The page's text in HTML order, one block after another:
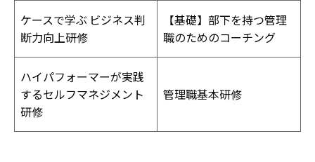
ケースで学ぶ ビジネス判
断力向上研修
【基礎】部下を持つ管理
職のためのコーチング
ハイパフォーマーが実践
するセルフマネジメント
研修
管理職基本研修